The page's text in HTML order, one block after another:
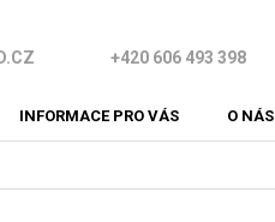
+420 606 493 398
INFORMACE PRO VÁS O NÁS